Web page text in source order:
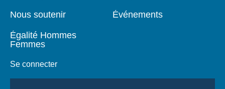
Nous soutenir
Égalité Hommes
Femmes
Se connecter
Événements